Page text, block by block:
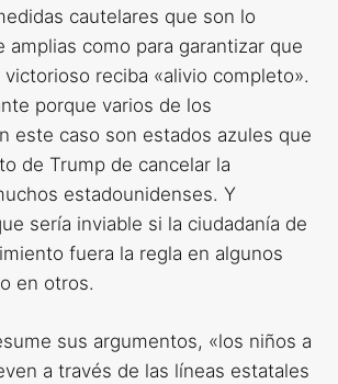
cautelares que son lo
amplias como para garantizar que
reciba «alivio completo».
porque varios de los
este caso son estados azules que
de Trump de cancelar la
estadounidenses. Y
sería inviable si la ciudadanía de
fuera la regla en algunos
en otros.
sus argumentos, «los niños a
a través de las líneas estatales